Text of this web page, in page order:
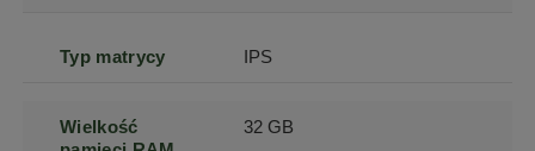
Typ matrycy IPS
Wielkość
32 GB